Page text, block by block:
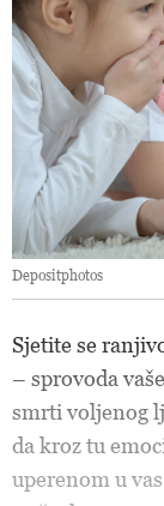
Depositphotos
Sjetite se
– sprovoda
smrti voljenog
da kroz tu
uperenom u